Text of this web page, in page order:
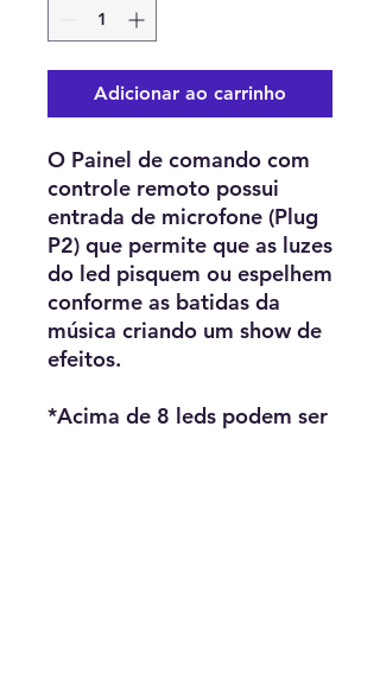
Adicionar ao carrinho
O Painel de comando com
controle remoto possui
entrada de microfone (Plug
P2) que permite que as luzes
do led pisquem ou espelhem
conforme as batidas da
música criando um show de
efeitos.
*Acima de 8 leds podem ser